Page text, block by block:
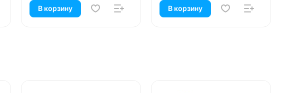
В корзину В корзину